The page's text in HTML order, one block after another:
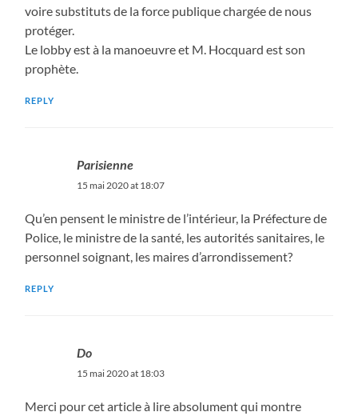
voire substituts de la force publique chargée de nous
protéger.
Le lobby est à la manoeuvre et M. Hocquard est son
prophète.
REPLY
Parisienne
15 mai 2020 at 18:07
Qu’en pensent le ministre de l’intérieur, la Préfecture de
Police, le ministre de la santé, les autorités sanitaires, le
personnel soignant, les maires d’arrondissement?
REPLY
Do
15 mai 2020 at 18:03
Merci pour cet article à lire absolument qui montre